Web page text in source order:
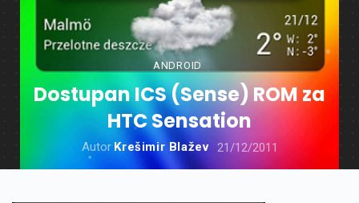
ANDROID
Dostupan ICS (Sense) ROM za
HTC Sensation
Autor Krešimir Blažev 21/12/2011